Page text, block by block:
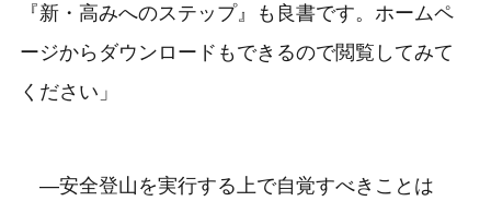
『新・高みへのステップ』も良書です。ホームペ
ージからダウンロードもできるので閲覧してみて
ください」
―安全登山を実行する上で自覚すべきことは